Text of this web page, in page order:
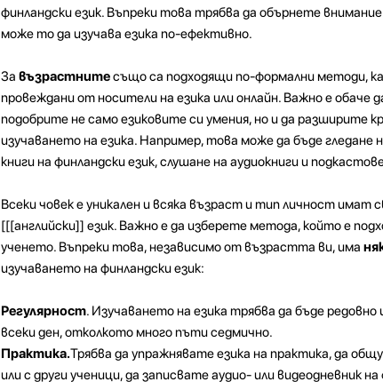
финландски език. Въпреки това трябва да обърнете
може то да изучава езика по-ефективно.
За възрастнитесъщо са подходящи по-формални методи,
провеждани от носители на езика или онлайн. Важно е обаче
подобрите не само езиковите си умения, но и да разширите
изучаването на езика. Например, това може да бъде гледане
книги на финландски език, слушане на аудиокниги и
Всеки човек е уникален и всяка възраст и тип личност имат
[[[английски]] език. Важно е да изберете метода, който е
ученето. Въпреки това, независимо от възрастта ви, има
изучаването на финландски език:
Регулярност. Изучаването на езика трябва да бъде
всеки ден, отколкото много пъти седмично.
Практика.Трябва да упражнявате езика на практика, да
или с други ученици, да записвате аудио- или видеодневник